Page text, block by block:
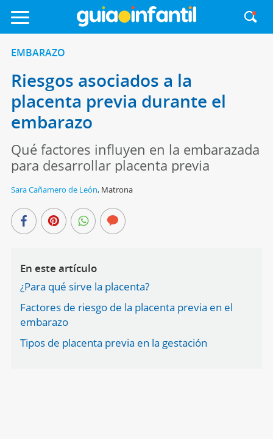
EMBARAZO
Riesgos asociados a la
placenta previa durante el
embarazo
Qué factores influyen en la embarazada
para desarrollar placenta previa
Sara Cañamero de León, Matrona
En este artículo
¿Para qué sirve la placenta?
Factores de riesgo de la placenta previa en el
embarazo
Tipos de placenta previa en la gestación